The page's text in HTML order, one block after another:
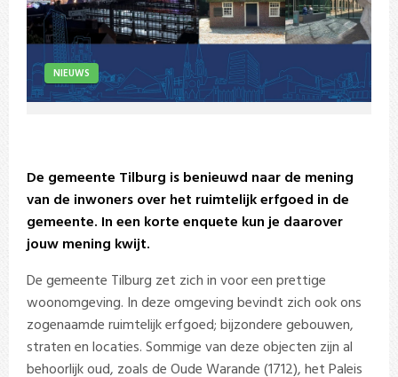
NIEUWS
De gemeente Tilburg is benieuwd naar de mening
van de inwoners over het ruimtelijk erfgoed in de
gemeente. In een korte enquete kun je daarover
jouw mening kwijt.
De gemeente Tilburg zet zich in voor een prettige
woonomgeving. In deze omgeving bevindt zich ook ons
zogenaamde ruimtelijk erfgoed; bijzondere gebouwen,
straten en locaties. Sommige van deze objecten zijn al
behoorlijk oud, zoals de Oude Warande (1712), het Paleis